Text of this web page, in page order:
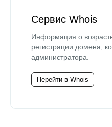
Сервис Whois
Информация о
регистрации домена,
администратора.
Перейти в Whois